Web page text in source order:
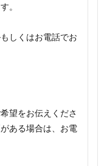
。
しくはお電話でお
望をお伝えくださ
ある場合は、お電